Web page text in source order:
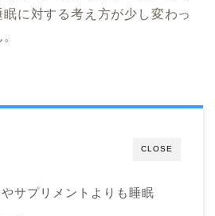
に対する考え方が少し変わっ
CLOSE
サプリメントよりも睡眠